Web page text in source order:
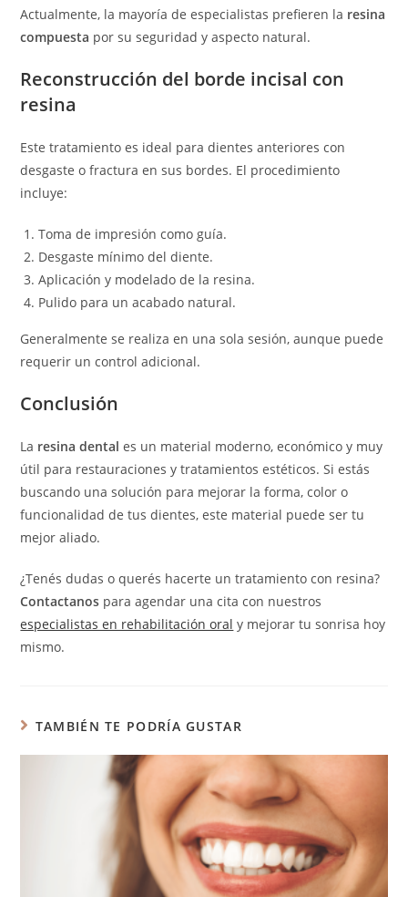
Actualmente, la mayoría de especialistas prefieren la resina
compuesta por su seguridad y aspecto natural.
Reconstrucción del borde incisal con
resina
Este tratamiento es ideal para dientes anteriores con
desgaste o fractura en sus bordes. El procedimiento
incluye:
Toma de impresión como guía.
Desgaste mínimo del diente.
Aplicación y modelado de la resina.
Pulido para un acabado natural.
Generalmente se realiza en una sola sesión, aunque puede
requerir un control adicional.
Conclusión
La resina dental es un material moderno, económico y muy
útil para restauraciones y tratamientos estéticos. Si estás
buscando una solución para mejorar la forma, color o
funcionalidad de tus dientes, este material puede ser tu
mejor aliado.
¿Tenés dudas o querés hacerte un tratamiento con resina?
Contactanos para agendar una cita con nuestros
especialistas en rehabilitación oral y mejorar tu sonrisa hoy
mismo.
TAMBIÉN TE PODRÍA GUSTAR